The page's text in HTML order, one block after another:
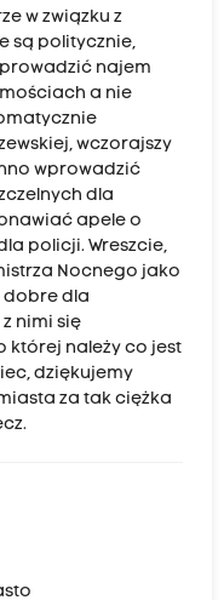
w związku z
są politycznie,
najem
a nie
wczorajszy
wprowadzić
dla
apele o
policji. Wreszcie,
Nocnego jako
dobre dla
nimi się
której należy co jest
dziękujemy
za tak ciężka